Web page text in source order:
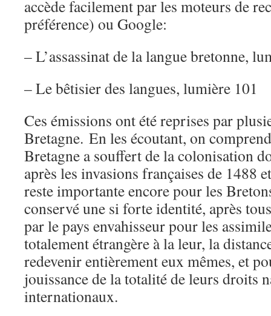
accède facilement par les moteurs de
préférence) ou Google:
– L’assassinat de la langue bretonne,
– Le bêtisier des langues, lumière 101
Ces émissions ont été reprises par
Bretagne. En les écoutant, on
Bretagne a souffert de la colonisation
après les invasions françaises de 1488
reste importante encore pour les
conservé une si forte identité, après
par le pays envahisseur pour les
totalement étrangère à la leur, la
redevenir entièrement eux mêmes, et
jouissance de la totalité de leurs droits
internationaux.